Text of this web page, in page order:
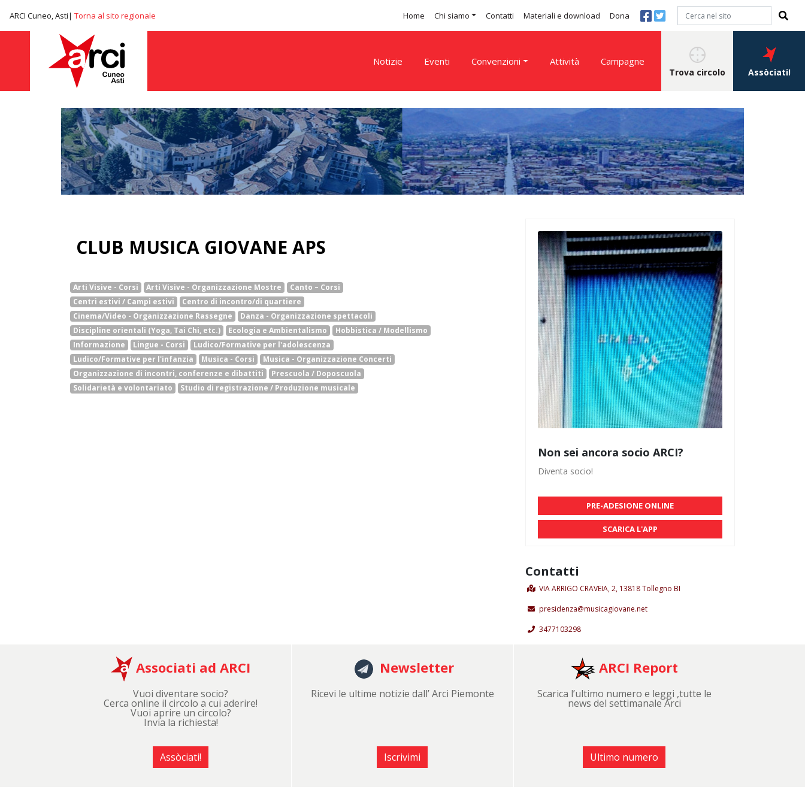
ARCI Cuneo, Asti| Torna al sito regionale Home Chi siamo Contatti Materiali e download Dona
Notizie Eventi Convenzioni Attività Campagne
Trova circolo Assòciati!
CLUB MUSICA GIOVANE APS
Arti Visive - Corsi Arti Visive - Organizzazione Mostre
Canto – Corsi
Centri estivi / Campi estivi
Centro di incontro/di quartiere
Cinema/Video - Organizzazione Rassegne
Danza - Organizzazione spettacoli
Discipline orientali (Yoga, Tai Chi, etc.)
Ecologia e Ambientalismo
Hobbistica / Modellismo
Informazione
Lingue - Corsi
Ludico/Formative per l'adolescenza
Ludico/Formative per l'infanzia
Musica - Corsi
Musica - Organizzazione Concerti
Organizzazione di incontri, conferenze e dibattiti
Prescuola / Doposcuola
Solidarietà e volontariato
Studio di registrazione / Produzione musicale
Non sei ancora socio ARCI?
Diventa socio!
PRE-ADESIONE ONLINE
SCARICA L'APP
Contatti
VIA ARRIGO CRAVEIA, 2, 13818 Tollegno BI
presidenza@musicagiovane.net
3477103298
Associati ad ARCI
Vuoi diventare socio?
Cerca online il circolo a cui aderire!
Vuoi aprire un circolo?
Invia la richiesta!
Assòciati!
Newsletter
Ricevi le ultime notizie dall’ Arci Piemonte
Iscrivimi
ARCI Report
Scarica l’ultimo numero e leggi ,tutte le
news del settimanale Arci
Ultimo numero